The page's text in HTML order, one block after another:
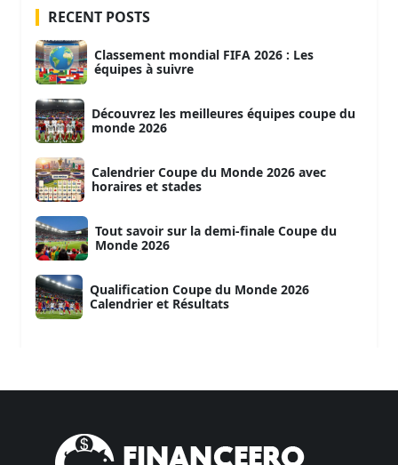
RECENT POSTS
Classement mondial FIFA 2026 : Les
équipes à suivre
Découvrez les meilleures équipes coupe du
monde 2026
Calendrier Coupe du Monde 2026 avec
horaires et stades
Tout savoir sur la demi-finale Coupe du
Monde 2026
Qualification Coupe du Monde 2026
Calendrier et Résultats